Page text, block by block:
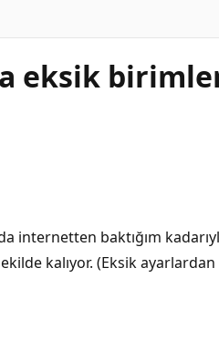
eksik
internetten baktığım
kalıyor. (Eksik